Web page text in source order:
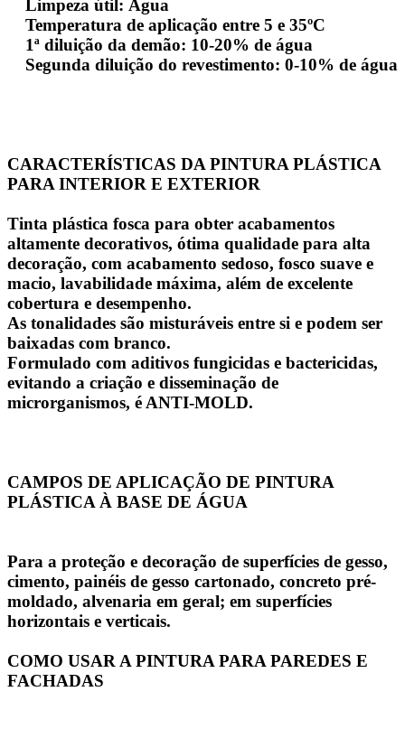
Limpeza útil: Água
Temperatura de aplicação entre 5 e 35ºC
1ª diluição da demão: 10-20% de água
Segunda diluição do revestimento: 0-10% de água
CARACTERÍSTICAS DA PINTURA PLÁSTICA
PARA INTERIOR E EXTERIOR
Tinta plástica fosca para obter acabamentos
altamente decorativos, ótima qualidade para alta
decoração, com acabamento sedoso, fosco suave e
macio, lavabilidade máxima, além de excelente
cobertura e desempenho.
As tonalidades são misturáveis ​​entre si e podem ser
baixadas com branco.
Formulado com aditivos fungicidas e bactericidas,
evitando a criação e disseminação de
microrganismos, é ANTI-MOLD.
CAMPOS DE APLICAÇÃO DE PINTURA
PLÁSTICA À BASE DE ÁGUA
Para a proteção e decoração de superfícies de gesso,
cimento, painéis de gesso cartonado, concreto pré-
moldado, alvenaria em geral; em superfícies
horizontais e verticais.
COMO USAR A PINTURA PARA PAREDES E
FACHADAS